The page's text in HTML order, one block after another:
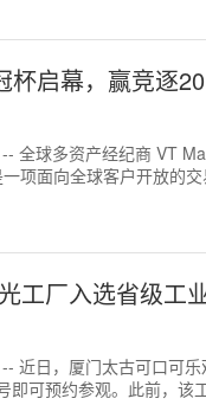
杯启幕，赢竞逐
全球多资产经纪商 VT
项面向全球客户开放的
工厂入选省级工
近日，厦门太古可口可
即可预约参观。此前，该